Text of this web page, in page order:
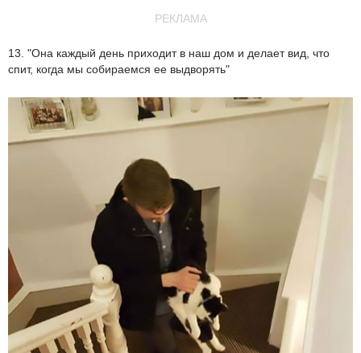
РЕКЛАМА
13. "Она каждый день приходит в наш дом и делает вид, что
спит, когда мы собираемся ее выдворять"